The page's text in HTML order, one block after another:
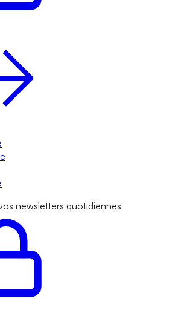
newsletters quotidiennes